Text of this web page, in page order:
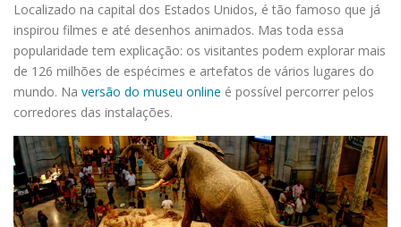
Localizado na capital dos Estados Unidos, é tão famoso que já
inspirou filmes e até desenhos animados. Mas toda essa
popularidade tem explicação: os visitantes podem explorar mais
de 126 milhões de espécimes e artefatos de vários lugares do
mundo. Na versão do museu online é possível percorrer pelos
corredores das instalações.